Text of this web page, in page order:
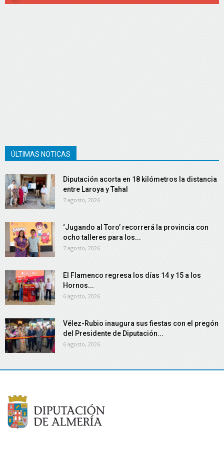
ÚLTIMAS NOTICAS
Diputación acorta en 18 kilómetros la distancia
entre Laroya y Tahal
7 agosto, 2026
‘Jugando al Toro’ recorrerá la provincia con
ocho talleres para los...
7 agosto, 2026
El Flamenco regresa los días 14 y 15 a los
Hornos...
6 agosto, 2026
Vélez-Rubio inaugura sus fiestas con el pregón
del Presidente de Diputación...
6 agosto, 2026